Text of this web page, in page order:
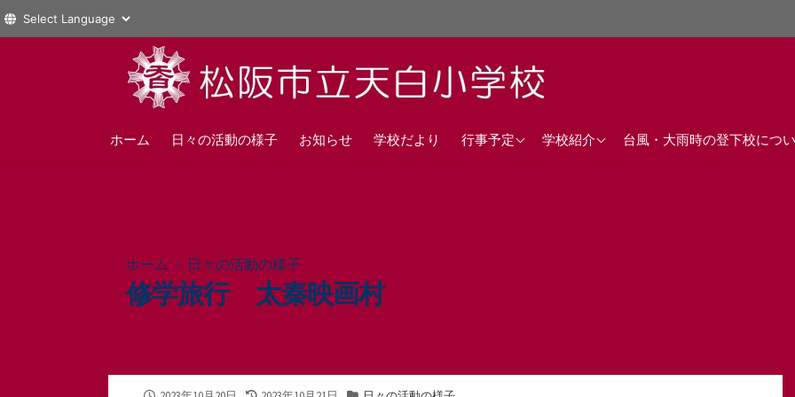
ホーム 日々の活動の様子 お知らせ 学校だより 行事予定
直近の行事予定学校紹介
沿革
台風・大雨時の登下校につ
ホーム > 日々の活動の様子
修学旅行 太秦映画村
公
最
カ